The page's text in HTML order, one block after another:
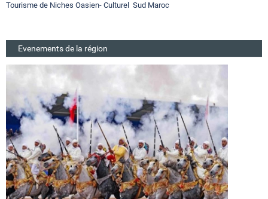
Tourisme de Niches Oasien- Culturel Sud Maroc
Evenements de la région